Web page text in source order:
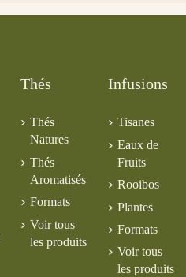
Thés
Thés
Natures
Thés
Aromatisés
Formats
Voir tous
les produits
Infusions
Tisanes
Eaux de
Fruits
Rooibos
Plantes
Formats
Voir tous
les produits